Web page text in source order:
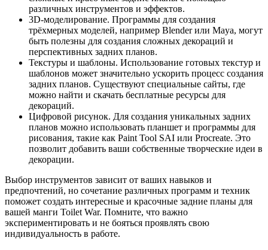
различных инструментов и эффектов.
3D-моделирование. Программы для создания
трёхмерных моделей, например Blender или Maya, могут
быть полезны для создания сложных декораций и
перспективных задних планов.
Текстуры и шаблоны. Использование готовых текстур и
шаблонов может значительно ускорить процесс создания
задних планов. Существуют специальные сайты, где
можно найти и скачать бесплатные ресурсы для
декораций.
Цифровой рисунок. Для создания уникальных задних
планов можно использовать планшет и программы для
рисования, такие как Paint Tool SAI или Procreate. Это
позволит добавить ваши собственные творческие идеи в
декорации.
Выбор инструментов зависит от ваших навыков и
предпочтений, но сочетание различных программ и техник
поможет создать интересные и красочные задние планы для
вашей манги Toilet War. Помните, что важно
экспериментировать и не бояться проявлять свою
индивидуальность в работе.